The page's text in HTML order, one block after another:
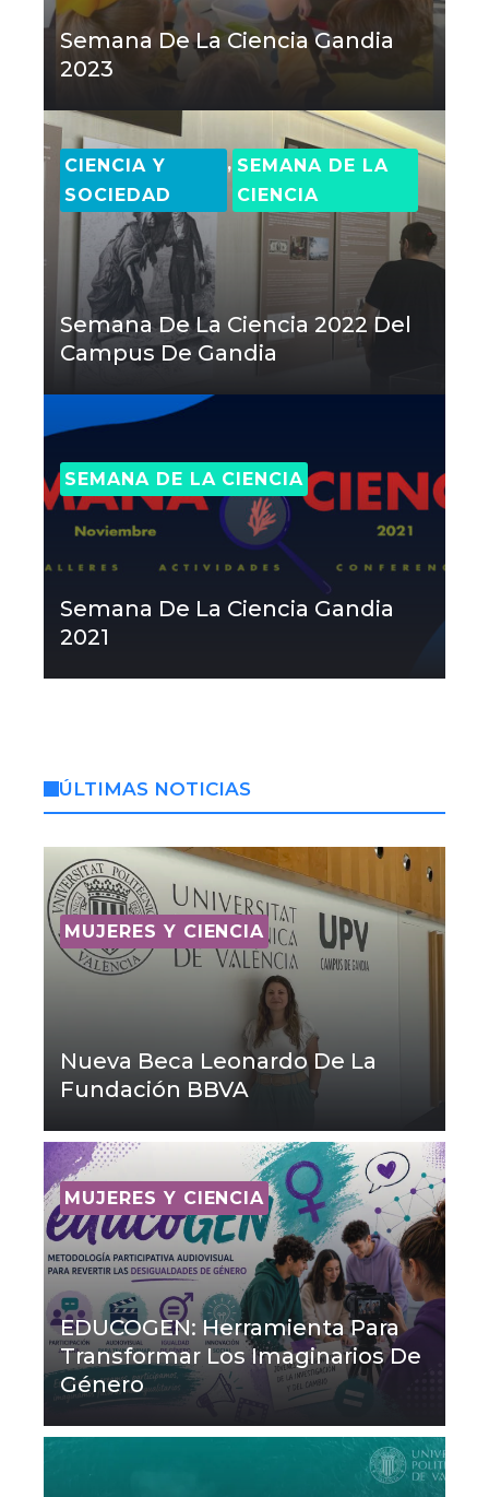
Semana De La Ciencia Gandia
2023
CIENCIA Y
SOCIEDAD
, SEMANA DE LA
CIENCIA
Semana De La Ciencia 2022 Del
Campus De Gandia
SEMANA DE LA CIENCIA
Semana De La Ciencia Gandia
2021
ÚLTIMAS NOTICIAS
MUJERES Y CIENCIA
Nueva Beca Leonardo De La
Fundación BBVA
MUJERES Y CIENCIA
EDUCOGEN: Herramienta Para
Transformar Los Imaginarios De
Género